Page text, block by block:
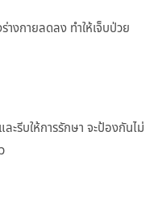
งกายลดลง ทำให้เจ็บป่วย
ะรีบให้การรักษา จะป้องกันไม่